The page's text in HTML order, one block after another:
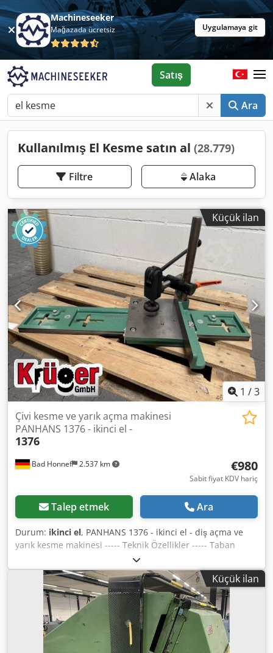
Machineseeker
Mağazada ücretsiz Uygulamaya git
Ara
Satış
Kullanılmış El Kesme satın al (28.779)
Filtre Alaka
Küçük ilan
1 /3
Bad Honnef 2.537 km
Çivi kesme ve yarık açma makinesi
PANHANS 1376 - ikinci el -
1376
€980
Sabit fiyat KDV hariç
Talep etmek Ara
Durum: ikinci el, PANHANS 1376 - ikinci el - diş açma ve
yarık kesme makinesi ----- Teknik Özellikler ----- Taban
plakasının uzunluğu: 1.000 mm, Kaydırma hareketi: 710
mm, Kaydırma plakasının boyutu: 295 x 225 mm, Yükseklik
(yaklaşık): 56 mm Djdpfjzk Ai Tox Ammsck
Küçük ilan